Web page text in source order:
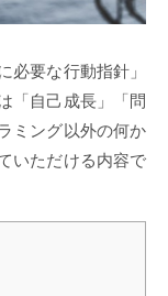
必要な行動指針」
「自己成長」「問
ミング以外の何か
いただける内容で